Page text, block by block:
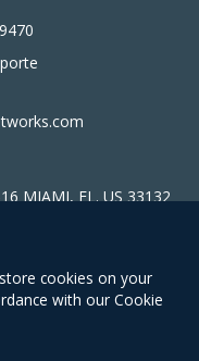
MIAMI, FL. US 33132
cookies on your
with our Cookie